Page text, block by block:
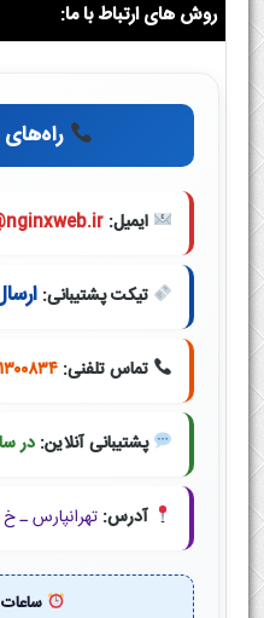
روش های ارتباط با ما:
راه‌های
ایمیل:
تیکت پشتیبانی:
تماس تلفنی: ۰۲۱-
پشتیبانی آنلاین: در
آدرس: تهرانپارس ـ خ